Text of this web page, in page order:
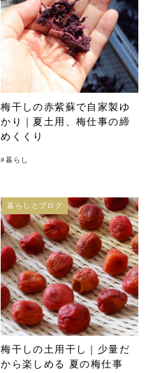
梅干しの赤紫蘇で自家製ゆ
かり｜夏土用、梅仕事の締
めくくり
#暮らし
梅干しの土用干し｜少量だ
から楽しめる 夏の梅仕事
暮らしとブログ